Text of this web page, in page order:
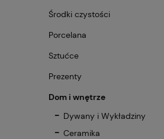
Środki czystości
Porcelana
Sztućce
Prezenty
Dom i wnętrze
Dywany i Wykładziny
Ceramika